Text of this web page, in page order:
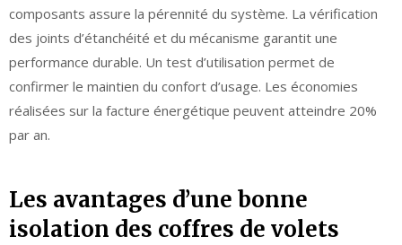
composants assure la pérennité du système. La vérification
des joints d’étanchéité et du mécanisme garantit une
performance durable. Un test d’utilisation permet de
confirmer le maintien du confort d’usage. Les économies
réalisées sur la facture énergétique peuvent atteindre 20%
par an.
Les avantages d’une bonne
isolation des coffres de volets